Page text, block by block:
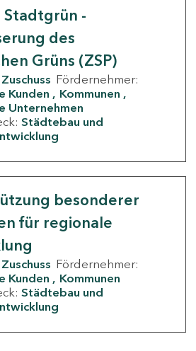
-
des
Grüns (ZSP)
Zuschuss Fördernehmer:
Kunden
Kommunen
Unternehmen
Städtebau und
besonderer
für regionale
Zuschuss Fördernehmer:
Kunden
Kommunen
Städtebau und